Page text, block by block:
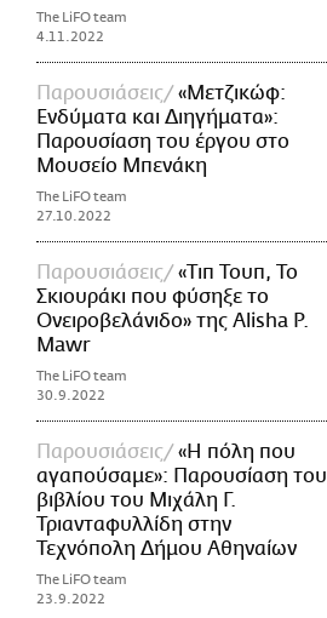
The LiFO team
4.11.2022
Παρουσιάσεις
«Μετζικώφ:
Ενδύματα και Διηγήματα»:
Παρουσίαση του έργου στο
Μουσείο Μπενάκη
The LiFO team
27.10.2022
Παρουσιάσεις
«Τιπ Τουπ, Το
Σκιουράκι που φύσηξε το
Ονειροβελάνιδο» της Alisha P.
Mawr
The LiFO team
30.9.2022
Παρουσιάσεις
«Η πόλη που
αγαπούσαμε»: Παρουσίαση του
βιβλίου του Μιχάλη Γ.
Τριανταφυλλίδη στην
Τεχνόπολη Δήμου Αθηναίων
The LiFO team
23.9.2022